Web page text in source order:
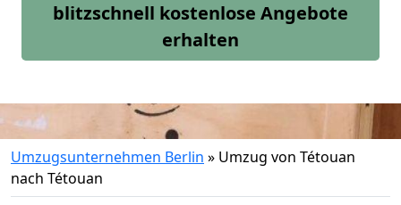
blitzschnell kostenlose Angebote
erhalten
Umzugsunternehmen Berlin » Umzug von Tétouan
nach Tétouan